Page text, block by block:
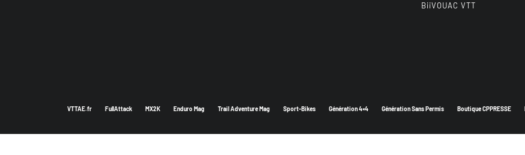
BiiVOUAC VTT
VTTAE.fr FullAttack MX2K Enduro Mag Trail Adventure Mag Sport-Bikes Génération 4×4 Génération Sans Permis Boutique CPPRESSE